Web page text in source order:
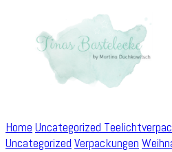
Home Uncategorized
Uncategorized Verpackungen